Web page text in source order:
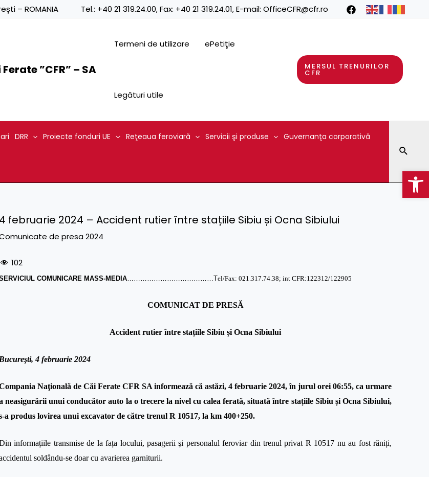
– ROMANIA Tel.: +40 21 319.24.00, Fax: +40 21 319.24.01, E-mail: OfficeCFR@cfr.ro
”CFR” – SA
Termeni de utilizare ePetiţie
Legături utile
MERSUL TRENURILOR
CFR
DRR Proiecte fonduri UE Reţeaua feroviară Servicii şi produse Guvernanţa corporativă
4 februarie 2024 – Accident rutier între stațiile Sibiu și Ocna Sibiului
de presa 2024
102
COMUNICARE MASS-MEDIA …………………………………Tel/Fax: 021.317.74.38; int CFR:122312/122905
COMUNICAT DE PRESĂ
Accident rutier între stațiile Sibiu și Ocna Sibiului
Bucureşti, 4 februarie 2024
Naţională de Căi Ferate CFR SA informează că astăzi, 4 februarie 2024, în jurul orei 06:55, ca urmare
neasigurării unui conducător auto la o trecere la nivel cu calea ferată, situată între stațiile Sibiu și Ocna Sibiului,
a produs lovirea unui excavator de către trenul R 10517, la km 400+250.
informațiile transmise de la fața locului, pasagerii şi personalul feroviar din trenul privat R 10517 nu au fost răniți,
soldându-se doar cu avarierea garniturii.